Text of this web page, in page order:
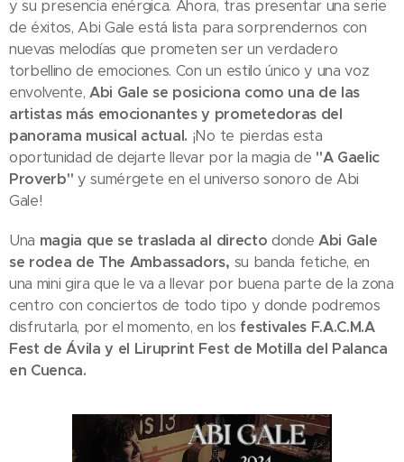
y su presencia enérgica. Ahora, tras presentar una serie
de éxitos, Abi Gale está lista para sorprendernos con
nuevas melodías que prometen ser un verdadero
torbellino de emociones. Con un estilo único y una voz
envolvente,Abi Gale se posiciona como una de las
artistas más emocionantes y prometedoras del
panorama musical actual. ¡No te pierdas esta
oportunidad de dejarte llevar por la magia de "A Gaelic
Proverb" y sumérgete en el universo sonoro de Abi
Gale!
Una magia que se traslada al directo donde Abi Gale
se rodea de The Ambassadors, su banda fetiche, en
una mini gira que le va a llevar por buena parte de la zona
centro con conciertos de todo tipo y donde podremos
disfrutarla, por el momento, en los festivales F.A.C.M.A
Fest de Ávila y el Liruprint Fest de Motilla del Palanca
en Cuenca.